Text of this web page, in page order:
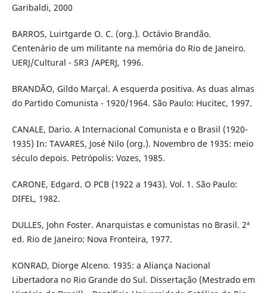
Garibaldi, 2000
BARROS, Luirtgarde O. C. (org.). Octávio Brandão.
Centenário de um militante na memória do Rio de Janeiro.
UERJ/Cultural - SR3 /APERJ, 1996.
BRANDÃO, Gildo Marçal. A esquerda positiva. As duas almas
do Partido Comunista - 1920/1964. São Paulo: Hucitec, 1997.
CANALE, Dario. A Internacional Comunista e o Brasil (1920-
1935) In: TAVARES, José Nilo (org.). Novembro de 1935: meio
século depois. Petrópolis: Vozes, 1985.
CARONE, Edgard. O PCB (1922 a 1943). Vol. 1. São Paulo:
DIFEL, 1982.
DULLES, John Foster. Anarquistas e comunistas no Brasil. 2ª
ed. Rio de Janeiro: Nova Fronteira, 1977.
KONRAD, Diorge Alceno. 1935: a Aliança Nacional
Libertadora no Rio Grande do Sul. Dissertação (Mestrado em